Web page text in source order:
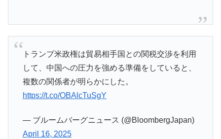
トランプ米政権は貿易相手国との関税交渉を利用
して、中国への圧力を強める準備をしていると、
複数の関係者が明らかにした。
https://t.co/OBAlcTuSgY
— ブルームバーグニュース (@BloombergJapan)
April 16, 2025